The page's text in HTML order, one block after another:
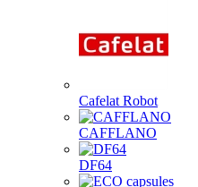
Cafelat Robot
CAFFLANO
DF64